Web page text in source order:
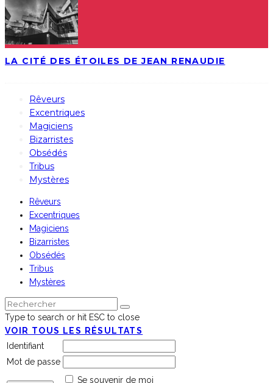
LA CITÉ DES ÉTOILES DE JEAN RENAUDIE
Rêveurs
Excentriques
Magiciens
Bizarristes
Obsédés
Tribus
Mystères
Rêveurs
Excentriques
Magiciens
Bizarristes
Obsédés
Tribus
Mystères
Type to search or hit ESC to close
VOIR TOUS LES RÉSULTATS
Identifiant
Mot de passe
Se souvenir de moi